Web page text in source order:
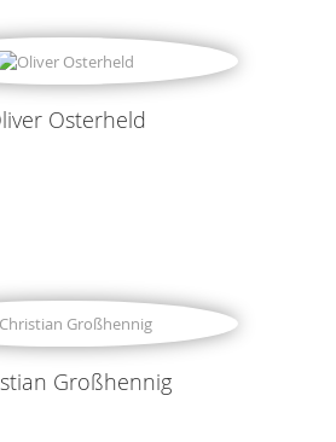
Osterheld
Großhennig